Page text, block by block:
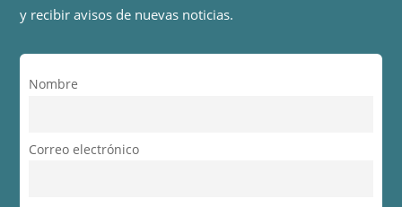
y recibir avisos de nuevas noticias.
Nombre
Correo electrónico